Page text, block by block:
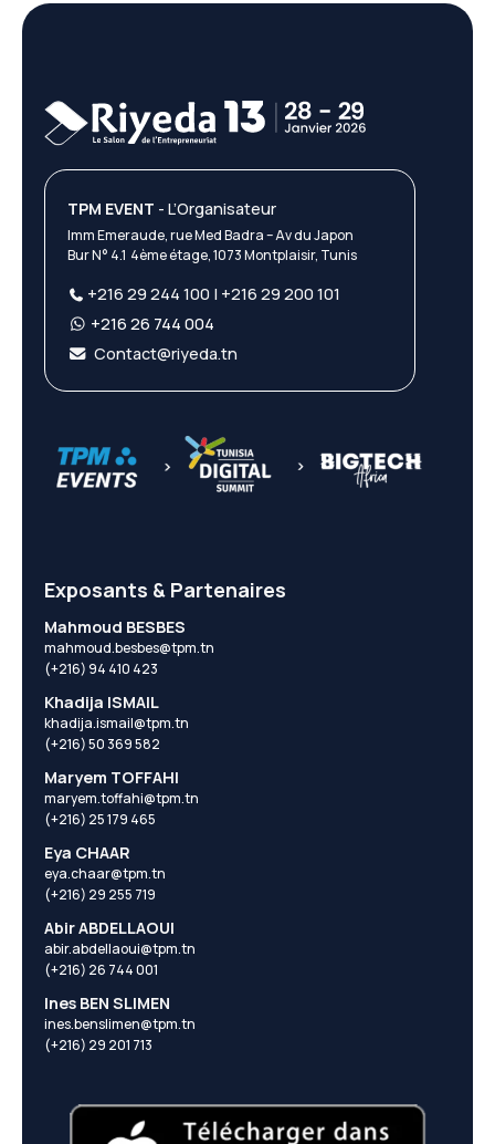
TPM EVENT - L’Organisateur
Imm Emeraude, rue Med Badra – Av du Japon
Bur N° 4.1 4ème étage, 1073 Montplaisir, Tunis
+216 29 244 100 | +216 29 200 101
+216 26 744 004
Contact@riyeda.tn
Exposants & Partenaires
Mahmoud BESBES
mahmoud.besbes@tpm.tn
(+216) 94 410 423
Khadija ISMAIL
khadija.ismail@tpm.tn
(+216) 50 369 582
Maryem TOFFAHI
maryem.toffahi@tpm.tn
(+216) 25 179 465
Eya CHAAR
eya.chaar@tpm.tn
(+216) 29 255 719
Abir ABDELLAOUI
abir.abdellaoui@tpm.tn
(+216) 26 744 001
Ines BEN SLIMEN
ines.benslimen@tpm.tn
(+216) 29 201 713